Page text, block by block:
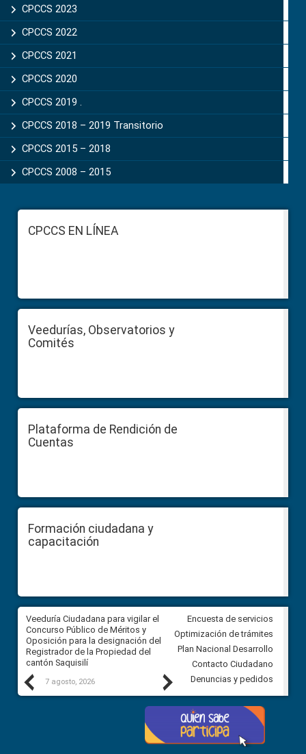
CPCCS 2023
CPCCS 2022
CPCCS 2021
CPCCS 2020
CPCCS 2019 .
CPCCS 2018 – 2019 Transitorio
CPCCS 2015 – 2018
CPCCS 2008 – 2015
FooterCPCCS EN LÍNEA
Veedurías, Observatorios y
Comités
Plataforma de Rendición de
Cuentas
Formación ciudadana y
capacitación
Previous
Veeduría Ciudadana para vigilar el
Concurso Público de Méritos y
Oposición para la designación del
Registrador de la Propiedad del
cantón Saquisilí
7 agosto, 2026
Veeduría Ciudadana para
construcción del asfaltado de
Ballenita del cantón Santa
7 agosto, 2026
Next
Encuesta de servicios
Optimización de trámites
Plan Nacional Desarrollo
Contacto Ciudadano
Denuncias y pedidos